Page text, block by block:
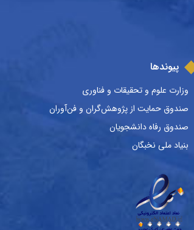
پیوندها
وزارت علوم و تحقیقات و فناوری
صندوق حمایت از پژوهش‌گران و فن‌آوران
صندوق رفاه دانشجویان
بنیاد ملی نخبگان